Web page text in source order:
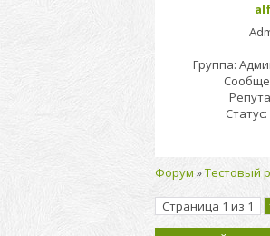
Группа:
Статус:
Форум »Тестовый
Страница 1 из 1